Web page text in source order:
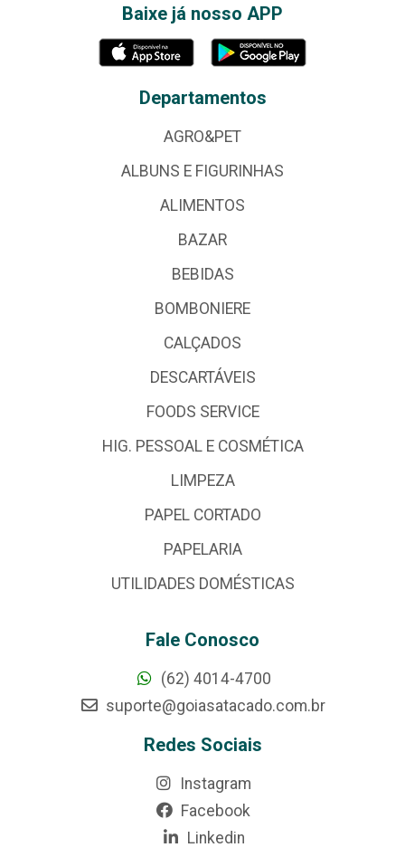
Baixe já nosso APP
Departamentos
AGRO&PET
ALBUNS E FIGURINHAS
ALIMENTOS
BAZAR
BEBIDAS
BOMBONIERE
CALÇADOS
DESCARTÁVEIS
FOODS SERVICE
HIG. PESSOAL E COSMÉTICA
LIMPEZA
PAPEL CORTADO
PAPELARIA
UTILIDADES DOMÉSTICAS
Fale Conosco
(62) 4014-4700
suporte@goiasatacado.com.br
Redes Sociais
Instagram
Facebook
Linkedin